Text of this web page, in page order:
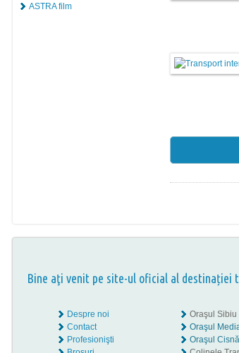
ASTRA film
Bine aţi venit pe site-ul oficial al destinației
Despre noi
Contact
Profesionişti
Oraşul Sibiu
Oraşul
Oraşul